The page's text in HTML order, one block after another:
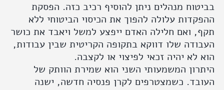
בביטוח מנהלים ניתן להוסיף רכיב כזה. הפסקת
ההפקדות עלולה להפוך את הכיסוי הביטוחי ללא
תקף, ואם חלילה האדם ייפצע למשל ויאבד את כושר
העבודה שלו דווקא בתקופה הקריטית שבין עבודות,
הוא לא יהיה זכאי לפיצוי או לקצבה.
היתרון המשמעותי השני הוא שמירת הוותק של
העובד. כשמצטרפים לקרן פנסיה חדשה, ישנה